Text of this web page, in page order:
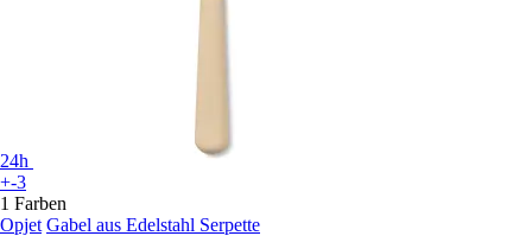
24h
+-3
1 Farben
Opjet Gabel aus Edelstahl Serpette